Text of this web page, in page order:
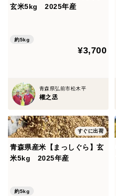
玄米5kg 2025年産
約5kg
¥3,700
青森県弘前市松木平
權之丞
すぐに出荷
青森県産米【まっしぐら】玄
米5kg 2025年産
約5kg